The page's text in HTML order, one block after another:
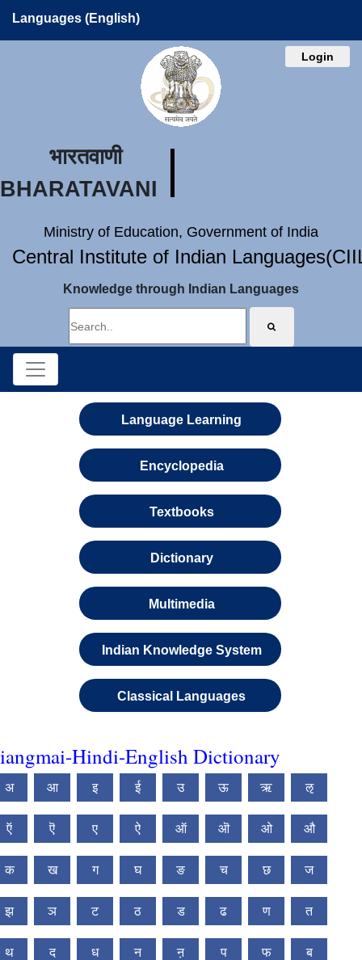
Languages (English)
Login
भारतवाणी
BHARATAVANI
Ministry of Education, Government of India
Central Institute of Indian
Knowledge through Indian Languages
Language Learning
Encyclopedia
Textbooks
Dictionary
Multimedia
Indian Knowledge System
Classical Languages
Hindi-English Dictionary
अ आ इ ई उ ऊ ऋ ऌ
ऍ ऎ ए ऐ ऑ ऒ ओ औ
क ख ग घ ङ च छ ज
झ ञ ट ठ ड ढ ण त
थ द ध न ऩ प फ ब